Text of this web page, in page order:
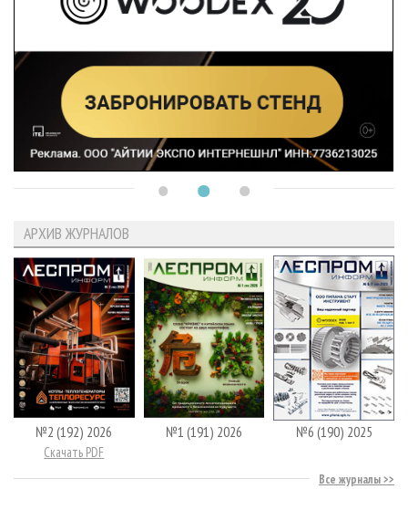
АРХИВ ЖУРНАЛОВ
№2 (192) 2026
Скачать PDF
№1 (191) 2026 №6 (190) 2025
Все журналы